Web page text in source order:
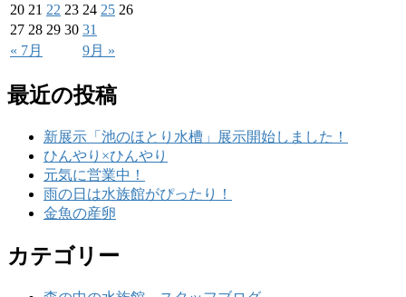
« 7月 9月 »
20 21 22 23 24 25 26
27 28 29 30 31
最近の投稿
新展示「池のほとり水槽」展示開始しました！
ひんやり×ひんやり
元気に営業中！
雨の日は水族館がぴったり！
金魚の産卵
カテゴリー